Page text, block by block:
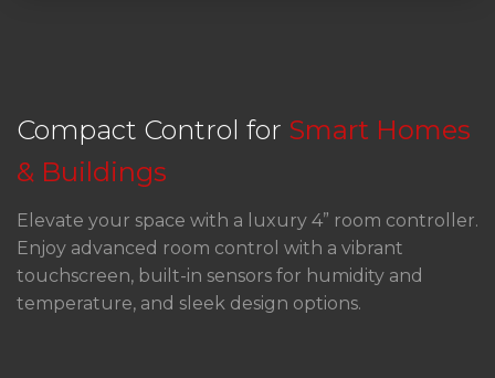
Compact Control for ‍ Smart Homes
& Buildings
Elevate your space with a luxury 4” room controller.
Enjoy advanced room control with a vibrant
touchscreen, built-in sensors for humidity and
temperature, and sleek design options.